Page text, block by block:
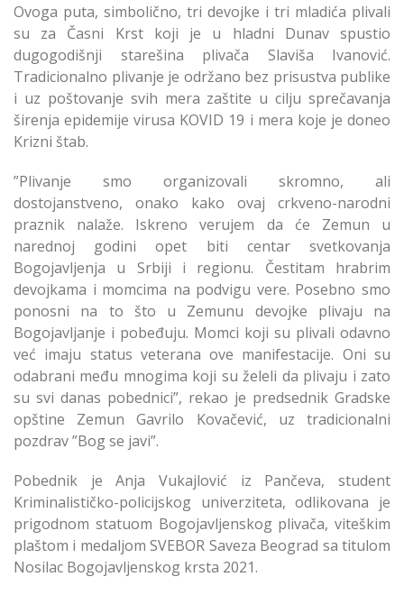
Ovoga puta, simbolično, tri devojke i tri mladića plivali
su za Časni Krst koji je u hladni Dunav spustio
dugogodišnji starešina plivača Slaviša Ivanović.
Tradicionalno plivanje je održano bez prisustva publike
i uz poštovanje svih mera zaštite u cilju sprečavanja
širenja epidemije virusa KOVID 19 i mera koje je doneo
Krizni štab.
”Plivanje smo organizovali skromno, ali
dostojanstveno, onako kako ovaj crkveno-narodni
praznik nalaže. Iskreno verujem da će Zemun u
narednoj godini opet biti centar svetkovanja
Bogojavljenja u Srbiji i regionu. Čestitam hrabrim
devojkama i momcima na podvigu vere. Posebno smo
ponosni na to što u Zemunu devojke plivaju na
Bogojavljanje i pobeđuju. Momci koji su plivali odavno
već imaju status veterana ove manifestacije. Oni su
odabrani među mnogima koji su želeli da plivaju i zato
su svi danas pobednici”, rekao je predsednik Gradske
opštine Zemun Gavrilo Kovačević, uz tradicionalni
pozdrav ”Bog se javi”.
Pobednik je Anja Vukajlović iz Pančeva, student
Kriminalističko-policijskog univerziteta, odlikovana je
prigodnom statuom Bogojavljenskog plivača, viteškim
plaštom i medaljom SVEBOR Saveza Beograd sa titulom
Nosilac Bogojavljenskog krsta 2021.